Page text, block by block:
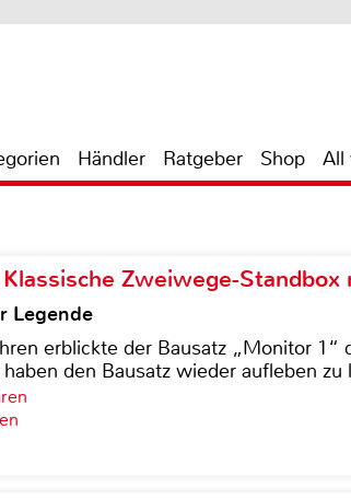
Händler Ratgeber Shop All
Zweiwege-
Legende
erblickte der Bausatz „Monitor 1“
den Bausatz wieder aufleben zu